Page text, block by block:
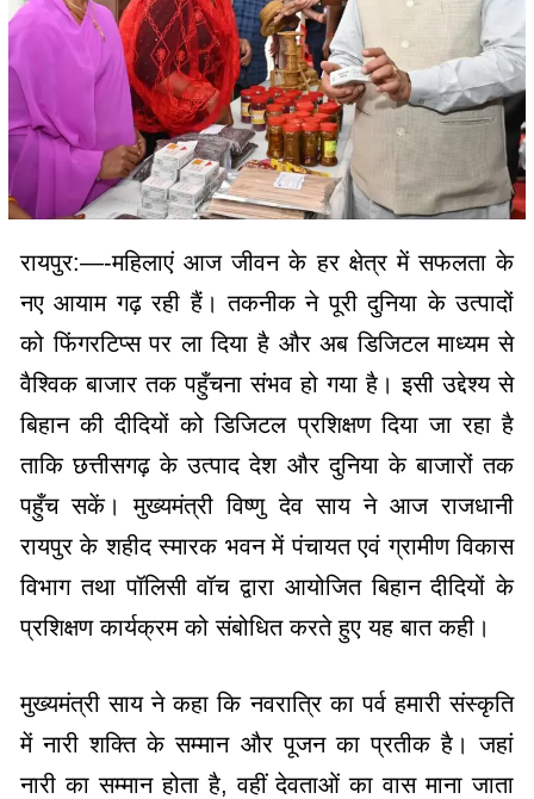
रायपुर:—-महिलाएं आज जीवन के हर क्षेत्र में सफलता के
नए आयाम गढ़ रही हैं। तकनीक ने पूरी दुनिया के उत्पादों
को फिंगरटिप्स पर ला दिया है और अब डिजिटल माध्यम से
वैश्विक बाजार तक पहुँचना संभव हो गया है। इसी उद्देश्य से
बिहान की दीदियों को डिजिटल प्रशिक्षण दिया जा रहा है
ताकि छत्तीसगढ़ के उत्पाद देश और दुनिया के बाजारों तक
पहुँच सकें। मुख्यमंत्री विष्णु देव साय ने आज राजधानी
रायपुर के शहीद स्मारक भवन में पंचायत एवं ग्रामीण विकास
विभाग तथा पॉलिसी वॉच द्वारा आयोजित बिहान दीदियों के
प्रशिक्षण कार्यक्रम को संबोधित करते हुए यह बात कही।
मुख्यमंत्री साय ने कहा कि नवरात्रि का पर्व हमारी संस्कृति
नारी का सम्मान होता है, वहीं देवताओं का वास माना जाता
है। उन्होंने कहा कि प्रदेश की महिलाएं इतिहास रच रही हैं।
बिहान की बहनों की कामयाबी हमें गर्व से भर देती है।